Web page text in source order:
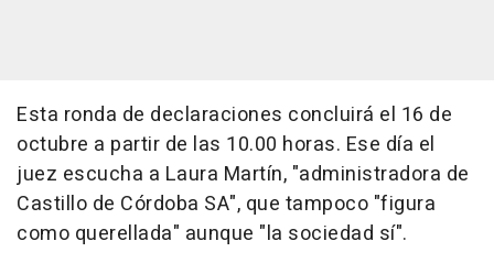
Esta ronda de declaraciones concluirá el 16 de
octubre a partir de las 10.00 horas. Ese día el
juez escucha a Laura Martín, "administradora de
Castillo de Córdoba SA", que tampoco "figura
como querellada" aunque "la sociedad sí".